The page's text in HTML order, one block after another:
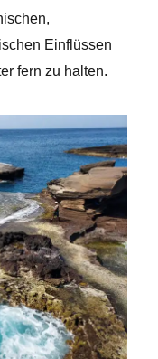
Einflüssen
fern zu halten.